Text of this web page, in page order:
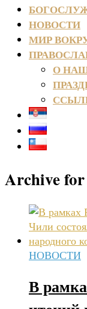
НОВОСТИ
МИР
О
Archive
НОВОСТИ
В